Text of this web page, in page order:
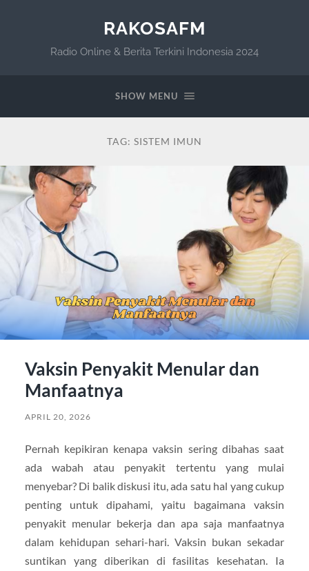
RAKOSAFM
Radio Online & Berita Terkini Indonesia 2024
SHOW MENU
TAG: SISTEM IMUN
Vaksin Penyakit Menular dan
Manfaatnya
APRIL 20, 2026
Pernah kepikiran kenapa vaksin sering dibahas saat
ada wabah atau penyakit tertentu yang mulai
menyebar? Di balik diskusi itu, ada satu hal yang cukup
penting untuk dipahami, yaitu bagaimana vaksin
penyakit menular bekerja dan apa saja manfaatnya
dalam kehidupan sehari-hari. Vaksin bukan sekadar
suntikan yang diberikan di fasilitas kesehatan. Ia